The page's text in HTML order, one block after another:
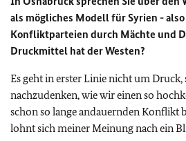
als mögliches Modell für Syrien -
Konfliktparteien durch Mächte und
Druckmittel hat der Westen?
Es geht in erster Linie nicht um
nachzudenken, wie wir einen so
schon so lange andauernden Konflikt
lohnt sich meiner Meinung nach ein